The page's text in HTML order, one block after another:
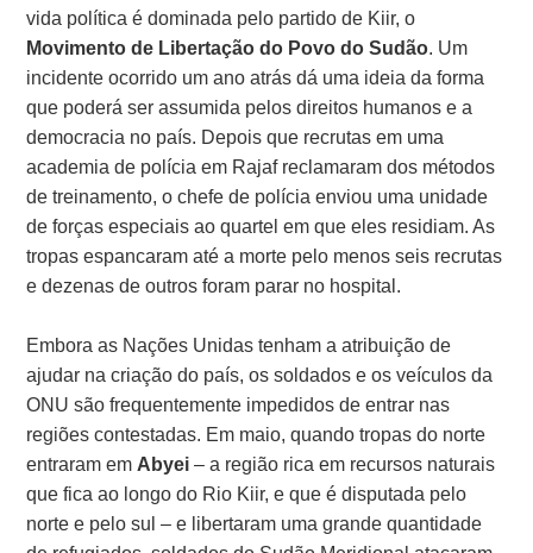
vida política é dominada pelo partido de Kiir, o
Movimento de Libertação do Povo do Sudão. Um
incidente ocorrido um ano atrás dá uma ideia da forma
que poderá ser assumida pelos direitos humanos e a
democracia no país. Depois que recrutas em uma
academia de polícia em Rajaf reclamaram dos métodos
de treinamento, o chefe de polícia enviou uma unidade
de forças especiais ao quartel em que eles residiam. As
tropas espancaram até a morte pelo menos seis recrutas
e dezenas de outros foram parar no hospital.
Embora as Nações Unidas tenham a atribuição de
ajudar na criação do país, os soldados e os veículos da
ONU são frequentemente impedidos de entrar nas
regiões contestadas. Em maio, quando tropas do norte
entraram em Abyei– a região rica em recursos naturais
que fica ao longo do Rio Kiir, e que é disputada pelo
norte e pelo sul – e libertaram uma grande quantidade